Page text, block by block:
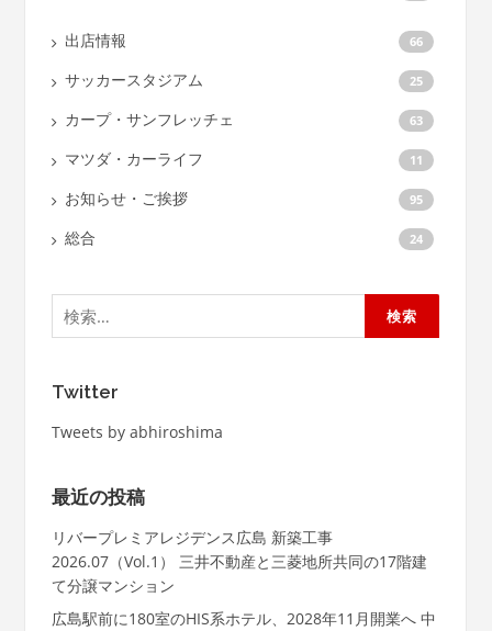
出店情報 66
サッカースタジアム 25
カープ・サンフレッチェ 63
マツダ・カーライフ 11
お知らせ・ご挨拶 95
総合 24
検
索:
Twitter
Tweets by abhiroshima
最近の投稿
リバープレミアレジデンス広島 新築工事
2026.07（Vol.1） 三井不動産と三菱地所共同の17階建
て分譲マンション
広島駅前に180室のHIS系ホテル、2028年11月開業へ 中